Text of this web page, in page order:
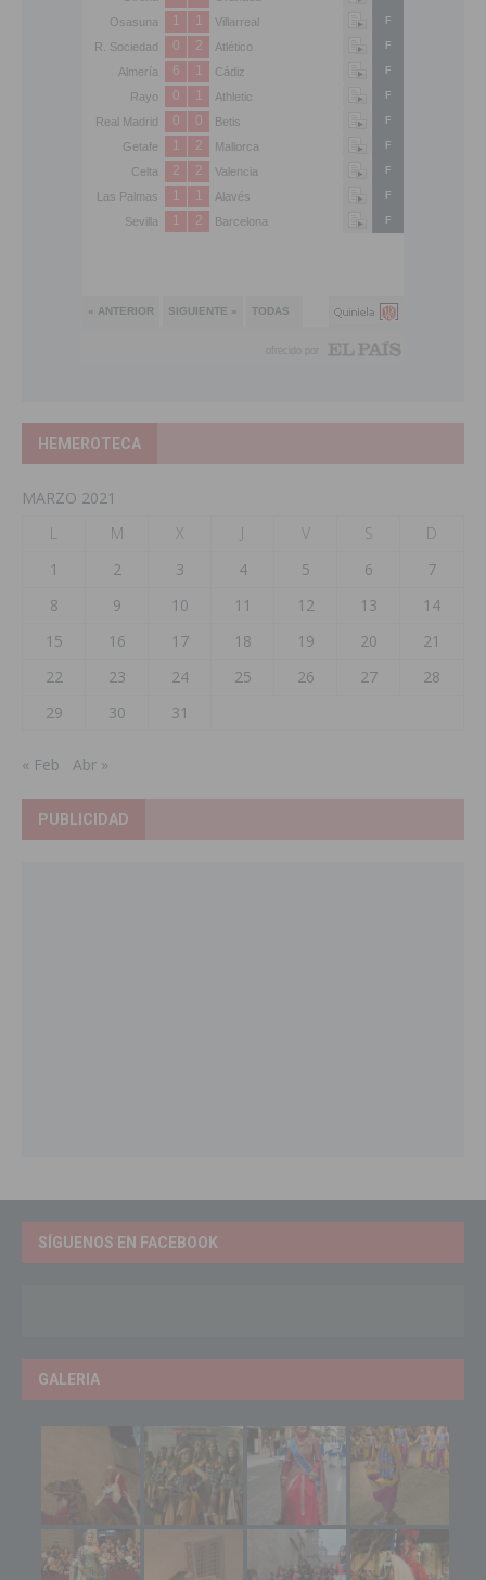
HEMEROTECA
MARZO 2021
L
M X J V S
D
1
2 3 4 5 6
7
8
9 10 11 12 13
14
15
16 17 18 19 20
21
22
23 24 25 26 27
28
29
30 31
« Feb Abr »
PUBLICIDAD
SÍGUENOS EN FACEBOOK
GALERIA